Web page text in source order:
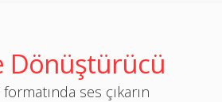
Dönüştürücü
ses çıkarın